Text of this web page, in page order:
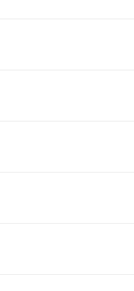
加额外Combo数的被动技等等